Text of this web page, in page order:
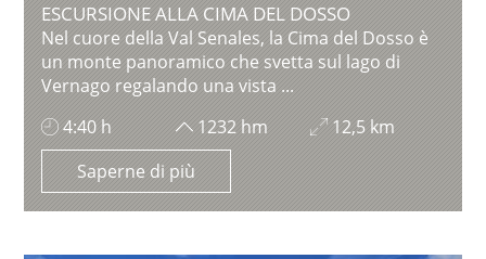
ESCURSIONE ALLA CIMA DEL DOSSO
Nel cuore della Val Senales, la Cima del Dosso è
un monte panoramico che svetta sul lago di
Vernago regalando una vista ...
4:40 h
1232 hm
12,5 km
Saperne di più